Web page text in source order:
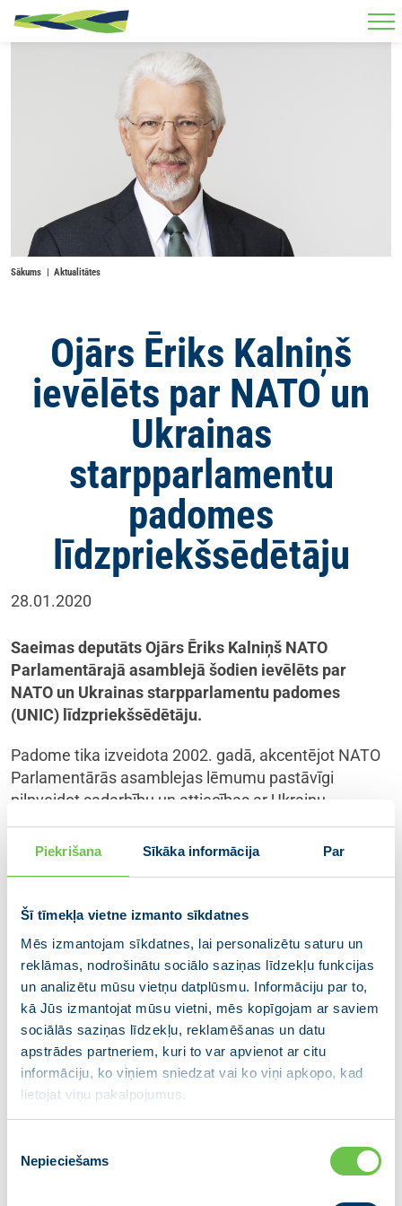
Piekrišana Sīkāka informācija Par
Šī tīmekļa vietne izmanto sīkdatnes
Mēs izmantojam sīkdatnes, lai personalizētu saturu un
reklāmas, nodrošinātu sociālo saziņas līdzekļu funkcijas
un analizētu mūsu vietņu datplūsmu. Informāciju par to,
kā Jūs izmantojat mūsu vietni, mēs kopīgojam ar saviem
sociālās saziņas līdzekļu, reklamēšanas un datu
apstrādes partneriem, kuri to var apvienot ar citu
informāciju, ko viņiem sniedzat vai ko viņi apkopo, kad
lietojat viņu pakalpojumus.
izvēle
Nepieciešams
Skip to main content
Sākums Aktualitātes
Ojārs Ēriks Kalniņš
ievēlēts par NATO un
Ukrainas
starpparlamentu
padomes
līdzpriekšsēdētāju
28.01.2020
Saeimas deputāts Ojārs Ēriks Kalniņš NATO
Parlamentārajā asamblejā šodien ievēlēts par
NATO un Ukrainas starpparlamentu padomes
(UNIC) līdzpriekšsēdētāju.
Padome tika izveidota 2002. gadā, akcentējot NATO
Parlamentārās asamblejas lēmumu pastāvīgi
pilnveidot sadarbību un attiecības ar Ukrainu.
Ojārs Ēriks Kalniņš, 13. Saeimas
deputāts: “Esmu pateicīgs kolēģiem par uzticēto
Eiropas interesēs ir pastāvīga un arvien dziļāka
Ukrainas eiroatlantiskā integrācija, kam jāiet kopsolī ar
reformām, kas veido Ukrainu par tiesisku un eiropeisku
valsti
Ojārs Ēriks Kalniņš ir diplomāts un politiķis, bijušais
Latvijas vēstnieks ASV un Saeimas Ārlietu komisijas
vadītājs, 13. Saeimā ir JAUNĀS VIENOTĪBAS frakcijas
biedrs.
JAUNĀ VIENOTĪBA ir partiju apvienība, ko veido
sešas partijas – “VIENOTĪBA”, “Kuldīgas novadam”,